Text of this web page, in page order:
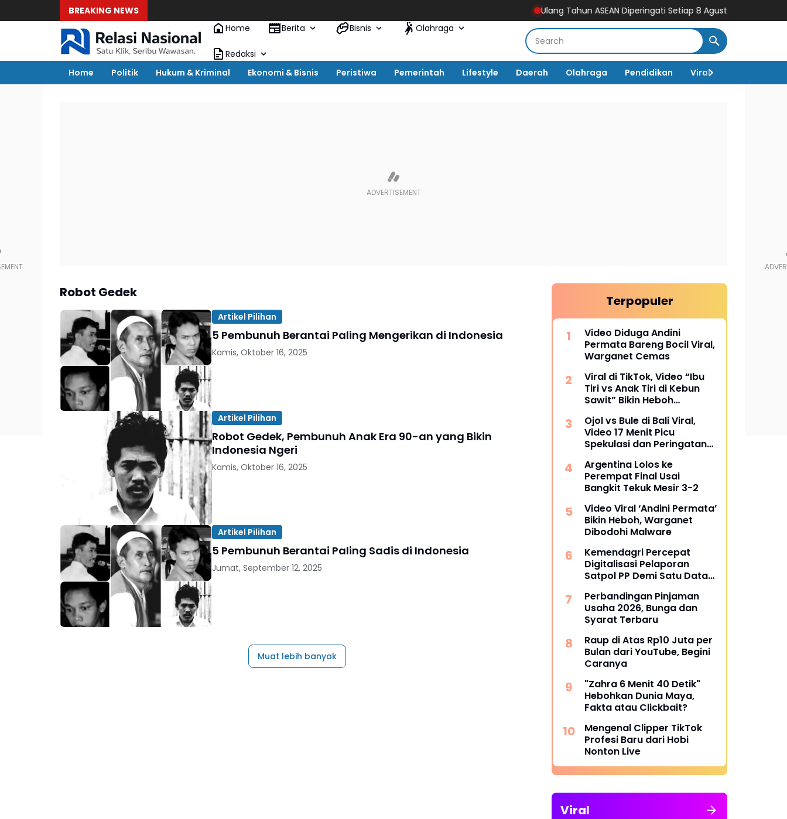
BREAKING NEWS
Ulang Tahun ASEAN Diperingati Setiap 8 Agustus, Begini Sejarah
Home
Berita Bisnis Olahraga
Redaksi
Home
Politik Hukum & Kriminal Ekonomi & Bisnis Peristiwa Pemerintah Lifestyle Daerah Olahraga Pendidikan Viral
Robot Gedek
Artikel Pilihan
5 Pembunuh Berantai Paling Mengerikan di Indonesia
Kamis, Oktober 16, 2025
Artikel Pilihan
Robot Gedek, Pembunuh Anak Era 90-an yang Bikin
Indonesia Ngeri
Kamis, Oktober 16, 2025
Artikel Pilihan
5 Pembunuh Berantai Paling Sadis di Indonesia
Jumat, September 12, 2025
Muat lebih banyak
Terpopuler
Video Diduga Andini
Permata Bareng Bocil Viral,
Warganet Cemas
Viral di TikTok, Video “Ibu
Tiri vs Anak Tiri di Kebun
Sawit” Bikin Heboh
Ojol vs Bule di Bali Viral,
Video 17 Menit Picu
Spekulasi dan Peringatan
Argentina Lolos ke
Perempat Final Usai
Bangkit Tekuk Mesir 3-2
Video Viral ‘Andini Permata’
Bikin Heboh, Warganet
Dibodohi Malware
Kemendagri Percepat
Digitalisasi Pelaporan
Satpol PP Demi Satu Data
Perbandingan Pinjaman
Usaha 2026, Bunga dan
Syarat Terbaru
Raup di Atas Rp10 Juta per
Bulan dari YouTube, Begini
Caranya
"Zahra 6 Menit 40 Detik"
Hebohkan Dunia Maya,
Fakta atau Clickbait?
Mengenal Clipper TikTok
Profesi Baru dari Hobi
Nonton Live
Viral